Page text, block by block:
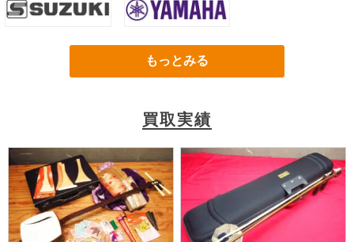
もっとみる
買取実績